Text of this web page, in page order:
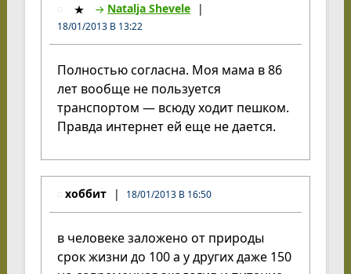
Natalja Shevele
18/01/2013 В 13:22
Полностью согласна. Моя мама в 86
лет вообще не пользуется
транспортом — всюду ходит пешком.
Правда интернет ей еще не дается.
хоббит 18/01/2013 В 16:50
в человеке заложено от природы
срок жизни до 100 а у других даже 150